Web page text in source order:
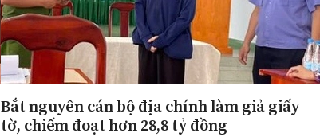
Bắt nguyên cán bộ địa chính làm giả giấy
tờ, chiếm đoạt hơn 28,8 tỷ đồng